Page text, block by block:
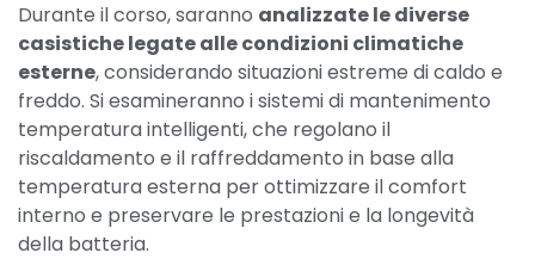
Durante il corso, saranno analizzate le diverse
casistiche legate alle condizioni climatiche
esterne, considerando situazioni estreme di caldo e
freddo. Si esamineranno i sistemi di mantenimento
temperatura intelligenti, che regolano il
riscaldamento e il raffreddamento in base alla
temperatura esterna per ottimizzare il comfort
interno e preservare le prestazioni e la longevità
della batteria.